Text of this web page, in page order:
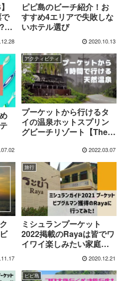
国
ピピ島のビーチ紹介！お
すすめ4エリアで失敗しな
いホテル選び
2020.10.13
アクティビティ
プーケットから行けるタ
イの温泉ホットスプリン
グビーチリゾート【The
2022.03.07
旅行
ミシュランプーケット
2022掲載のRayaは皆でワ
イワイ楽しみたい家庭的
なタイ南部料理店 2020.12.21
ピピ島